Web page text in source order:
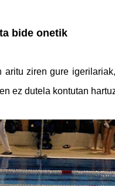
bide onetik
aritu ziren gure
ez dutela kontutan